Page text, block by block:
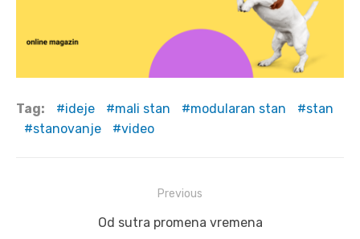
Tag: ideje mali stan modularan stan
stan
stanovanje
video
navigation
Previous
Previous
Od sutra promena vremena